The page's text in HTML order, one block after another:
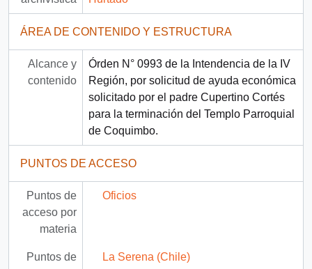
ÁREA DE CONTENIDO Y ESTRUCTURA
Alcance y
contenido
Órden N° 0993 de la Intendencia de la IV
Región, por solicitud de ayuda económica
solicitado por el padre Cupertino Cortés
para la terminación del Templo Parroquial
de Coquimbo.
PUNTOS DE ACCESO
Puntos de
acceso por
materia
Oficios
Puntos de
La Serena (Chile)